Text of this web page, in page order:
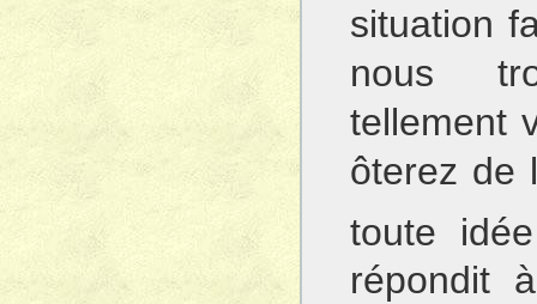
situation
nous
tellement
ôterez de
toute
répondit